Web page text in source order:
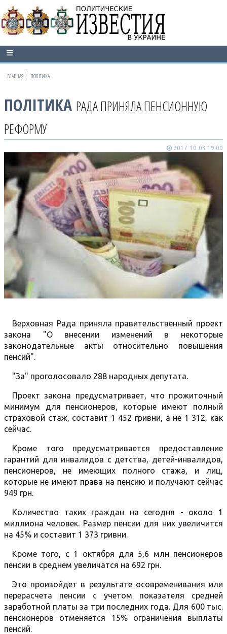
ГЛАВНАЯ ПОЛІТИКА
ПОЛІТИКА РАДА ПРИНЯЛА ПЕНСИОННУЮ
РЕФОРМУ
2017-10-03 19:00
Верховная Рада приняла правительственный проект
закона "О внесении изменений в некоторые
законодательные акты относительно повышения
пенсий".
"За" проголосовало 288 народных депутата.
Проект закона предусматривает, что прожиточный
минимум для пенсионеров, которые имеют полный
страховой стаж, составит 1 452 гривни, а не 1 312, как
сейчас.
Кроме того предусматривается предоставление
гарантий для инвалидов с детства, детей-инвалидов,
пенсионеров, не имеющих полного стажа, и лиц,
которые не имеют права на пенсию и получают сейчас
949 грн.
Количество таких граждан на сегодня - около 1
миллиона человек. Размер пенсии для них увеличится
на 45% и составит 1 373 гривни.
Кроме того, с 1 октября для 5,6 млн пенсионеров
пенсии в среднем увеличатся на 692 грн.
Это произойдет в результате осовременивания или
перерасчета пенсии с учетом показателя средней
заработной платы за три последних года. Для 600 тыс.
пенсионеров отменяется 15% ограничения выплаты
пенсий.